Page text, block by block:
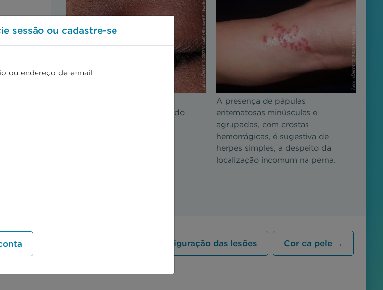
incomum para a ocorrência do
A presença de pápulas
eritematosas minúsculas e
agrupadas, com crostas
hemorrágicas, é sugestiva de
herpes simples, a despeito da
localização incomum na perna.
lesson:Como reconhecer a configuração das lesões Cor da pele →
sessão ou cadastre-se
ou endereço de e-mail